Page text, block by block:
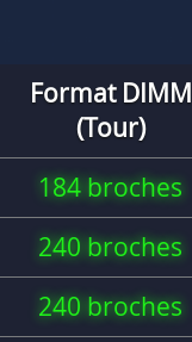
Format DIMM
(Tour)
184 broches
240 broches
240 broches